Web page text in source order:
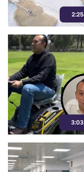
2:25
3:03